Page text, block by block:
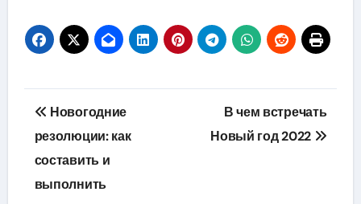
Навигация
по
записям
Новогодние
резолюции: как
составить и
выполнить
В чем встречать
Новый год 2022